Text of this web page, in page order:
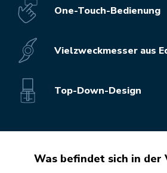
One-Touch-Bedienung
Vielzweckmesser aus
Top-Down-Design
Was befindet sich in der